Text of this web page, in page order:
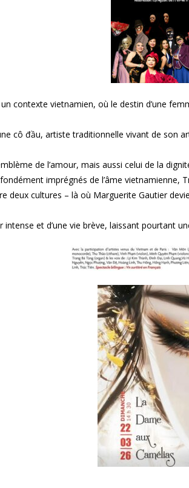
contexte vietnamien, où le destin d’une
cô đầu, artiste traditionnelle vivant de son
de l’amour, mais aussi celui de la
imprégnés de l’âme
deux cultures – là où Marguerite Gautier
intense et d’une vie brève, laissant pourtant